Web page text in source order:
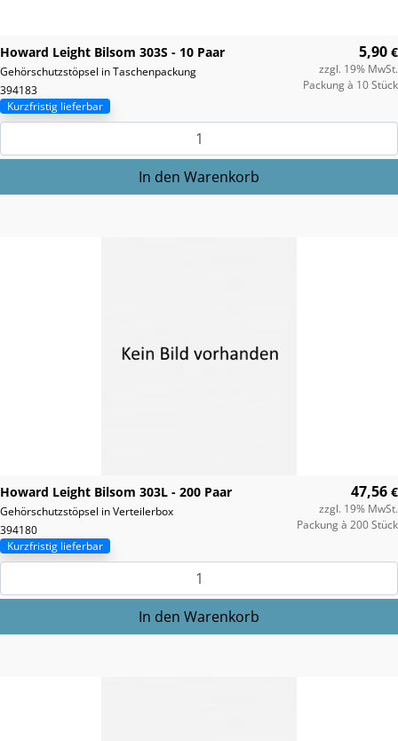
Howard Leight Bilsom 303S - 10 Paar
Gehörschutzstöpsel in Taschenpackung
394183
5,90 €
zzgl. 19% MwSt.
Packung à 10 Stück
Kurzfristig lieferbar
Howard Leight Bilsom 303L - 200 Paar
Gehörschutzstöpsel in Verteilerbox
394180
47,56 €
zzgl. 19% MwSt.
Packung à 200 Stück
Kurzfristig lieferbar